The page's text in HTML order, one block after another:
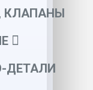
КЛАПАНЫ
ДЕТАЛИ